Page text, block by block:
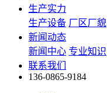
生产实力
生产设备 厂区厂貌
新闻动态
新闻中心 专业知识
联系我们
136-0865-9184